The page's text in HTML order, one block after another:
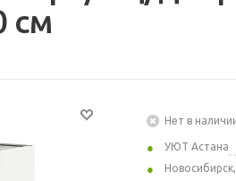
см
Нет в
УЮТ Астана